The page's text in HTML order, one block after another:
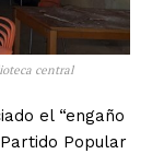
central
el “engaño
Popular